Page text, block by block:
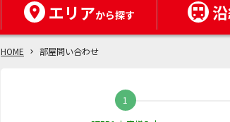
エリアから探す
HOME 部屋問い合わせ